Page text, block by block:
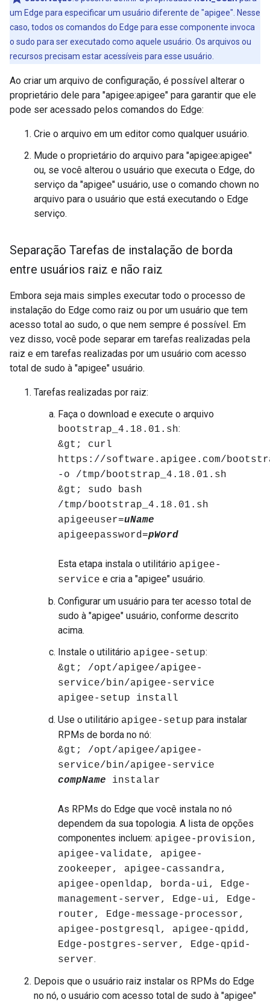
um Edge para especificar um usuário diferente de "apigee". Nesse
caso, todos os comandos do Edge para esse componente invoca
o sudo para ser executado como aquele usuário. Os arquivos ou
recursos precisam estar acessíveis para esse usuário.
Ao criar um arquivo de configuração, é possível alterar o
proprietário dele para "apigee:apigee" para garantir que ele
pode ser acessado pelos comandos do Edge:
Crie o arquivo em um editor como qualquer usuário.
Mude o proprietário do arquivo para "apigee:apigee"
ou, se você alterou o usuário que executa o Edge, do
serviço da "apigee" usuário, use o comando chown no
arquivo para o usuário que está executando o Edge
serviço.
Separação Tarefas de instalação de borda
entre usuários raiz e não raiz
Embora seja mais simples executar todo o processo de
instalação do Edge como raiz ou por um usuário que tem
acesso total ao sudo, o que nem sempre é possível. Em
vez disso, você pode separar em tarefas realizadas pela
raiz e em tarefas realizadas por um usuário com acesso
total de sudo à "apigee" usuário.
Tarefas realizadas por raiz:
Faça o download e execute o arquivo
bootstrap_4.18.01.sh:
&gt; curl
https://software.apigee.com/
-o /tmp/bootstrap_4.18.01.sh
&gt; sudo bash
/tmp/bootstrap_4.18.01.sh
apigeeuser=uName
apigeepassword=pWord
Esta etapa instala o utilitário apigee-
service e cria a "apigee" usuário.
Configurar um usuário para ter acesso total de
sudo à "apigee" usuário, conforme descrito
acima.
Instale o utilitário apigee-setup:
&gt; /opt/apigee/apigee-
service/bin/apigee-service
apigee-setup install
Use o utilitário apigee-setup para instalar
RPMs de borda no nó:
&gt; /opt/apigee/apigee-
service/bin/apigee-service
compName instalar
As RPMs do Edge que você instala no nó
dependem da sua topologia. A lista de opções
componentes incluem: apigee-provision,
apigee-validate, apigee-
zookeeper, apigee-cassandra,
apigee-openldap, borda-ui, Edge-
management-server, Edge-ui, Edge-
router, Edge-message-processor,
apigee-postgresql, apigee-qpidd,
Edge-postgres-server, Edge-qpid-
server.
Depois que o usuário raiz instalar os RPMs do Edge
no nó, o usuário com acesso total de sudo à "apigee"